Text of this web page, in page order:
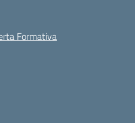
Formativa